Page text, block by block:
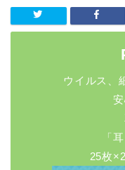
ウイルス、
「
25枚